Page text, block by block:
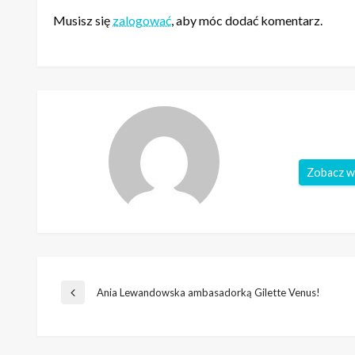
Musisz się zalogować, aby móc dodać komentarz.
Zobacz
Nawigacja
Poprzedni
Ania Lewandowska ambasadorką Gilette Venus!